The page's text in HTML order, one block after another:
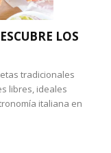
LOS
tradicionales
libres, ideales
italiana en